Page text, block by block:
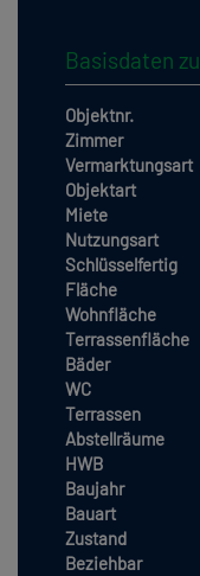
Basisdaten
Objektnr.
Zimmer
Vermarktungsart
Objektart
Miete
Nutzungsart
Schlüsselfertig
Fläche
Wohnfläche
Terrassenfläche
Bäder
WC
Terrassen
Abstellräume
HWB
Baujahr
Bauart
Zustand
Beziehbar